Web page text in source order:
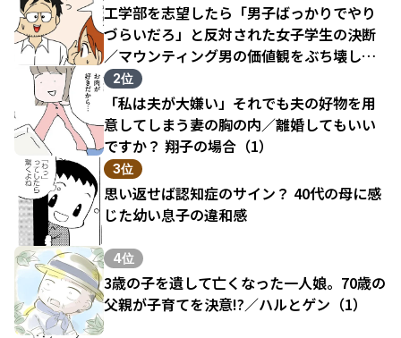
工学部を志望したら「男子ばっかりでやり
づらいだろ」と反対された女子学生の決断
／マウンティング男の価値観をぶち壊した
結果（1）
2位
「私は夫が大嫌い」それでも夫の好物を用
意してしまう妻の胸の内／離婚してもいい
ですか？ 翔子の場合（1）
3位
思い返せば認知症のサイン？ 40代の母に感
じた幼い息子の違和感
4位
3歳の子を遺して亡くなった一人娘。70歳の
父親が子育てを決意!?／ハルとゲン（1）